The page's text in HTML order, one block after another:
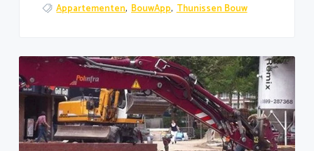
Appartementen, BouwApp, Thunissen Bouw